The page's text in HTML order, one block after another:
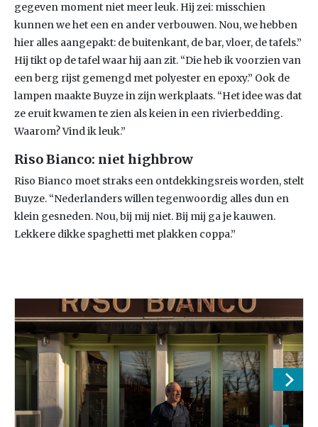
gegeven moment niet meer leuk. Hij zei: misschien
kunnen we het een en ander verbouwen. Nou, we hebben
hier alles aangepakt: de buitenkant, de bar, vloer, de tafels.”
Hij tikt op de tafel waar hij aan zit. “Die heb ik voorzien van
een berg rijst gemengd met polyester en epoxy.” Ook de
lampen maakte Buyze in zijn werkplaats. “Het idee was dat
ze eruit kwamen te zien als keien in een rivierbedding.
Waarom? Vind ik leuk.”
Riso Bianco: niet highbrow
Riso Bianco moet straks een ontdekkingsreis worden, stelt
Buyze. “Nederlanders willen tegenwoordig alles dun en
klein gesneden. Nou, bij mij niet. Bij mij ga je kauwen.
Lekkere dikke spaghetti met plakken coppa.”